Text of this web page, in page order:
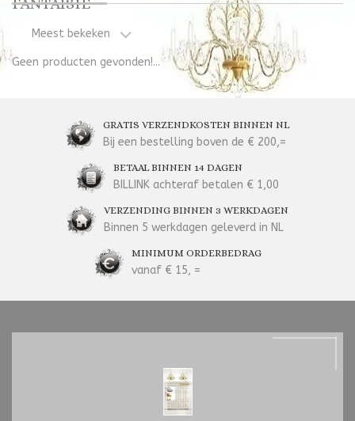
Meest bekeken
Geen producten gevonden!...
GRATIS VERZENDKOSTEN BINNEN NL
Bij een bestelling boven de € 200,=
BETAAL BINNEN 14 DAGEN
BILLINK achteraf betalen € 1,00
VERZENDING BINNEN 3 WERKDAGEN
Binnen 5 werkdagen geleverd in NL
MINIMUM ORDERBEDRAG
vanaf € 15, =